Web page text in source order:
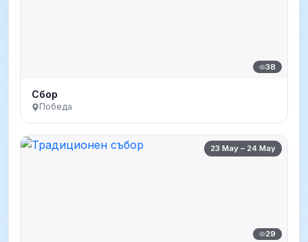
38
Сбор
Победа
23 May – 24 May
29